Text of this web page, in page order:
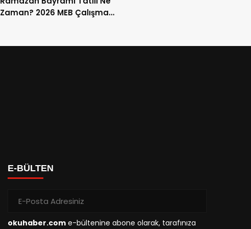
Zaman? 2026 MEB Çalışma
E-BÜLTEN
okuhaber.com e-bültenine abone olarak, tarafınıza